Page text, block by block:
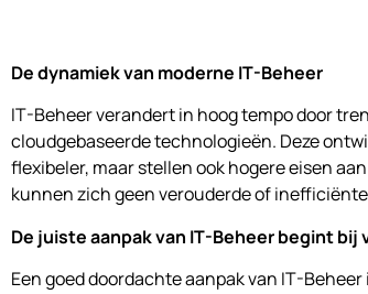
De dynamiek van moderne IT-Beheer
IT-Beheer verandert in hoog tempo door
cloudgebaseerde technologieën. Deze
flexibeler, maar stellen ook hogere eisen
kunnen zich geen verouderde of
De juiste aanpak van IT-Beheer begint bij
Een goed doordachte aanpak van IT-